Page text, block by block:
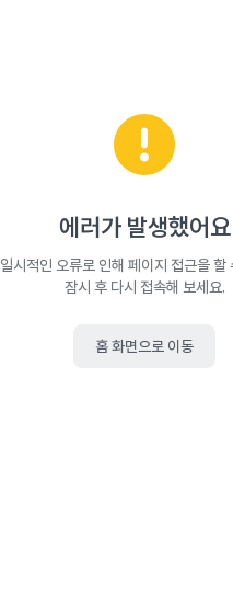
에러가 발생했어요
일시적인 오류로 인해 페이지 접근을 할
잠시 후 다시 접속해 보세요.
홈 화면으로 이동